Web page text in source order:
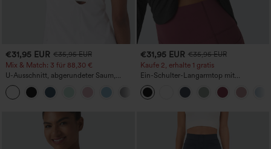
€31,95 EUR €35,95 EUR
Mix & Match: 3 für 88,30 €
U-Ausschnitt, abgerundeter Saum,
InstantCool Yoga-Trägertop – UPF50+
€31,95 EUR €35,95 EUR
Kaufe 2, erhalte 1 gratis
Ein-Schulter-Langarmtop mit
Daumenloch, geschwungener Saum
(High-Low), schnell trocknend – Yoga-
Sporttop mit integriertem BH